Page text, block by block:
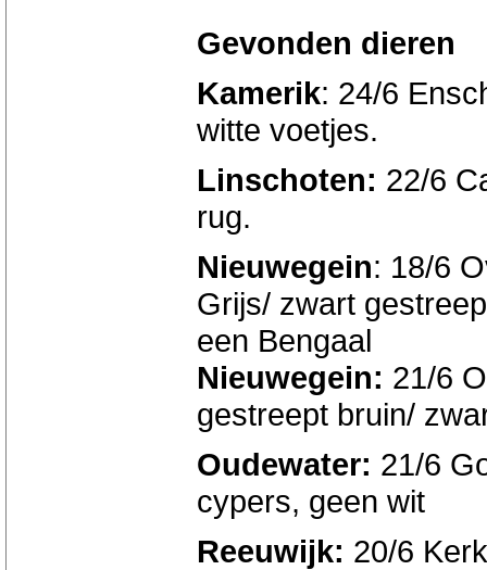
Gevonden dieren
Kamerik: 24/6
witte voetjes.
Linschoten: 22/6
rug.
Nieuwegein: 18/6
Grijs/ zwart
een Bengaal
Nieuwegein: 21/6
gestreept bruin/
Oudewater: 21/6
cypers, geen wit
Reeuwijk: 20/6